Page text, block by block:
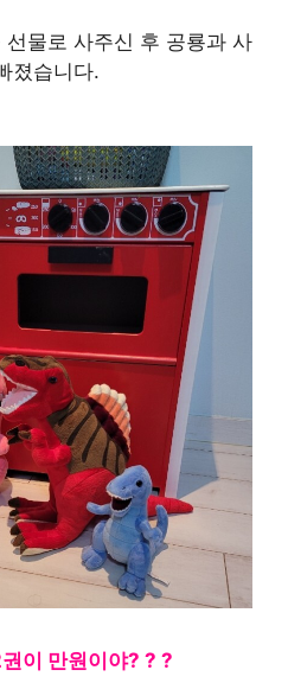
물로 사주신 후 공룡과 사
졌습니다.
이 만원이야? ? ?